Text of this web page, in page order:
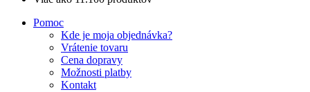
Pomoc
Kde je moja objednávka?
Vrátenie tovaru
Cena dopravy
Možnosti platby
Kontakt